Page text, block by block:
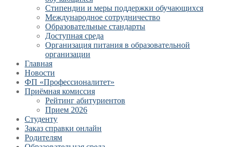
Стипендии и меры поддержки обучающихся
Международное сотрудничество
Образовательные стандарты
Доступная среда
Организация питания в образовательной
организации
Главная
Новости
ФП «Профессионалитет»
Приёмная комиссия
Рейтинг абитуриентов
Прием 2026
Студенту
Заказ справки онлайн
Родителям